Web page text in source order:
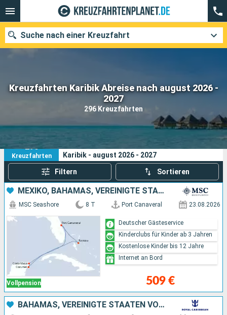
Kreuzfahrten Karibik Abreise nach august 2026 -
2027
296 Kreuzfahrten
Suche nach einer Kreuzfahrt
Unsere Ziele
Häfen
Suchen
296
Kreuzfahrten
Karibik - august 2026 - 2027
Filtern Sortieren
MEXIKO, BAHAMAS, VEREINIGTE STAATEN VON AMERIKA
Vollpension
MSC Seashore 8 T Port Canaveral 23.08.2026
509 €
Deutscher Gästeservice
Kinderclubs für Kinder ab 3 Jahren
Kostenlose Kinder bis 12 Jahre
Internet an Bord
BAHAMAS, VEREINIGTE STAATEN VON AMERIKA